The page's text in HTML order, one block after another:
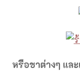
หรือชาต่างๆ แล